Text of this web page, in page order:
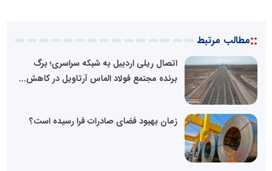
::مطالب مرتبط
اتصال ریلی اردبیل به شبکه سراسری؛ برگ
برنده مجتمع فولاد الماس آرتاویل در کاهش...
زمان بهبود فضای صادرات فرا رسیده است؟